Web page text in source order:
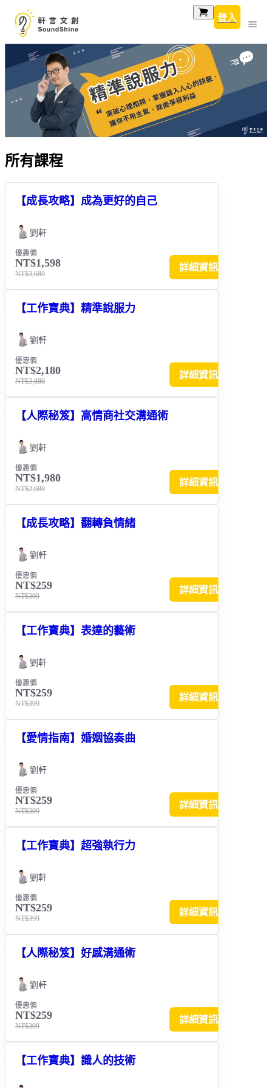
登入
所有課程
【成長攻略】成為更好的自己
劉軒
優惠價
NT$1,598
NT$3,680
詳細資訊
【工作寶典】精準說服力
劉軒
優惠價
NT$2,180
NT$3,880
詳細資訊
【人際秘笈】高情商社交溝通術
劉軒
優惠價
NT$1,980
NT$2,680
詳細資訊
【成長攻略】翻轉負情緒
劉軒
優惠價
NT$259
NT$399
詳細資訊
【工作寶典】表達的藝術
劉軒
優惠價
NT$259
NT$399
詳細資訊
【愛情指南】婚姻協奏曲
劉軒
優惠價
NT$259
NT$399
詳細資訊
【工作寶典】超強執行力
劉軒
優惠價
NT$259
NT$399
詳細資訊
【人際秘笈】好感溝通術
劉軒
優惠價
NT$259
NT$399
詳細資訊
【工作寶典】識人的技術